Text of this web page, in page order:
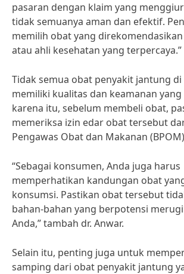
pasaran dengan klaim yang
tidak semuanya aman dan efektif.
memilih obat yang
atau ahli kesehatan yang terpercaya.”
Tidak semua obat penyakit jantung di
memiliki kualitas dan keamanan
karena itu, sebelum membeli obat,
memeriksa izin edar obat tersebut
Pengawas Obat dan Makanan
“Sebagai konsumen, Anda juga harus
memperhatikan kandungan obat
konsumsi. Pastikan obat tersebut
bahan-bahan yang berpotensi
Anda,” tambah dr. Anwar.
Selain itu, penting juga untuk
samping dari obat penyakit jantung